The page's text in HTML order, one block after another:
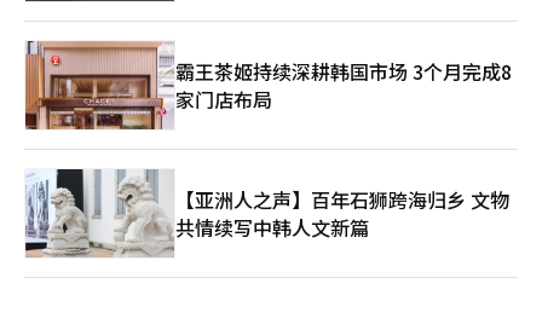
霸王茶姬持续深耕韩国市场 3个月完成8
家门店布局
【亚洲人之声】百年石狮跨海归乡 文物
共情续写中韩人文新篇